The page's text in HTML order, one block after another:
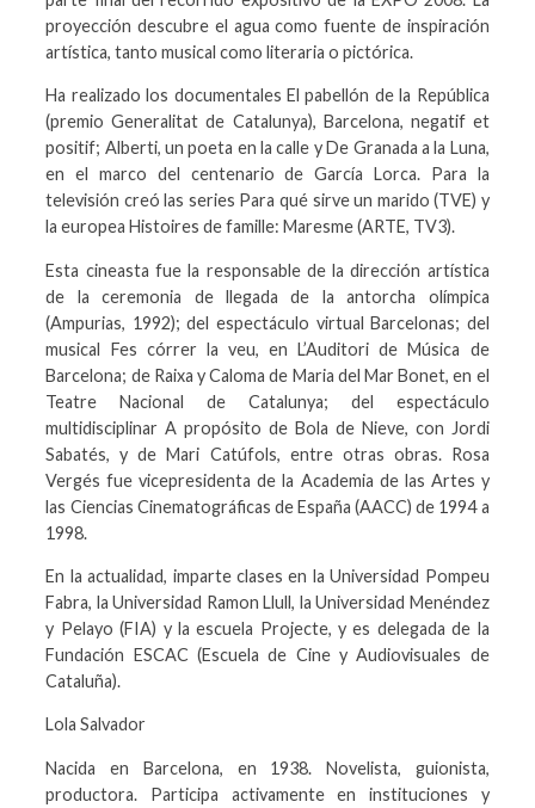
proyección descubre el agua como fuente de inspiración
artística, tanto musical como literaria o pictórica.
Ha realizado los documentales El pabellón de la República
(premio Generalitat de Catalunya), Barcelona, negatif et
positif; Alberti, un poeta en la calle y De Granada a la Luna,
en el marco del centenario de García Lorca. Para la
televisión creó las series Para qué sirve un marido (TVE) y
la europea Histoires de famille: Maresme (ARTE, TV3).
Esta cineasta fue la responsable de la dirección artística
de la ceremonia de llegada de la antorcha olímpica
(Ampurias, 1992); del espectáculo virtual Barcelonas; del
musical Fes córrer la veu, en L’Auditori de Música de
Barcelona; de Raixa y Caloma de Maria del Mar Bonet, en el
Teatre Nacional de Catalunya; del espectáculo
multidisciplinar A propósito de Bola de Nieve, con Jordi
Sabatés, y de Mari Catúfols, entre otras obras. Rosa
Vergés fue vicepresidenta de la Academia de las Artes y
las Ciencias Cinematográficas de España (AACC) de 1994 a
1998.
En la actualidad, imparte clases en la Universidad Pompeu
Fabra, la Universidad Ramon Llull, la Universidad Menéndez
y Pelayo (FIA) y la escuela Projecte, y es delegada de la
Fundación ESCAC (Escuela de Cine y Audiovisuales de
Cataluña).
Lola Salvador
Nacida en Barcelona, en 1938. Novelista, guionista,
productora. Participa activamente en instituciones y